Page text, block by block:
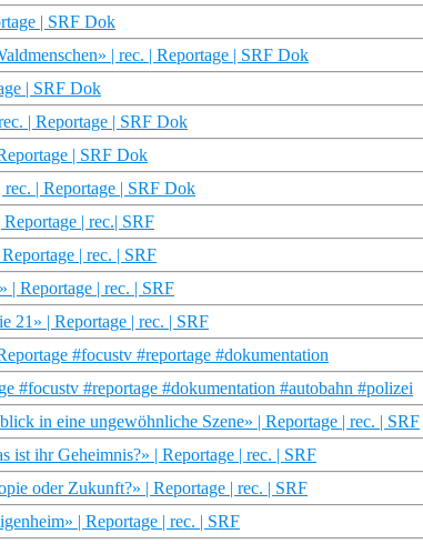
| SRF Dok
| rec. | Reportage | SRF Dok
| SRF Dok
| Reportage | SRF Dok
| SRF Dok
| Reportage | SRF Dok
| rec.| SRF
| rec. | SRF
| Reportage | rec. | SRF
21» | Reportage | rec. | SRF
#focustv #reportage #dokumentation
#focustv #reportage #dokumentation #autobahn #polizei
in eine ungewöhnliche Szene» | Reportage | rec. | SRF
ist ihr Geheimnis?» | Reportage | rec. | SRF
oder Zukunft?» | Reportage | rec. | SRF
| Reportage | rec. | SRF